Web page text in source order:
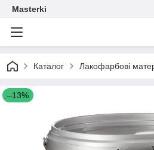
Masterki
Каталог Лакофарбові
–13%